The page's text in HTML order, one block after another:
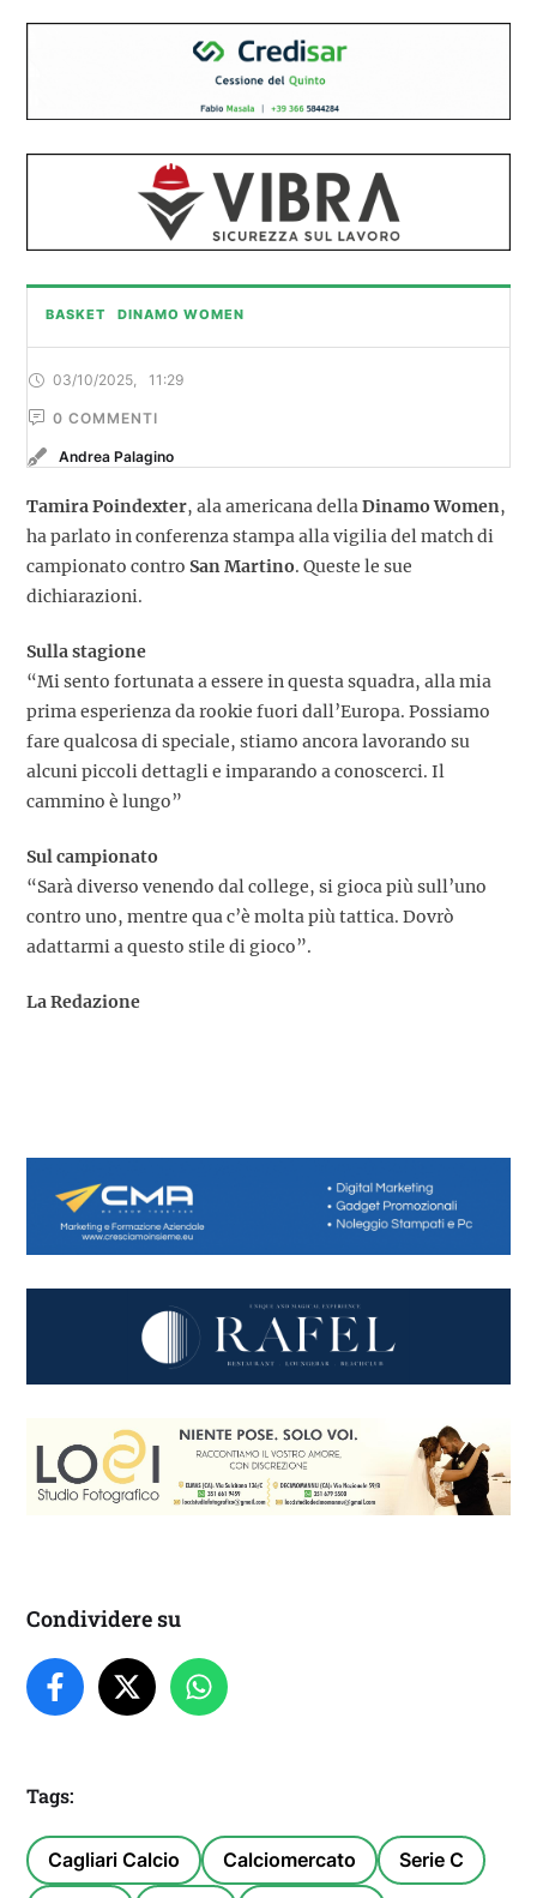
BASKET DINAMO WOMEN
03/10/2025 11:29
0 COMMENTI
Andrea Palagino
Tamira Poindexter, ala americana dellaDinamo Women,
ha parlato in conferenza stampa alla vigilia del match di
campionato contro San Martino. Queste le sue
dichiarazioni.
Sulla stagione
“Mi sento fortunata a essere in questa squadra, alla mia
prima esperienza da rookie fuori dall’Europa. Possiamo
fare qualcosa di speciale, stiamo ancora lavorando su
alcuni piccoli dettagli e imparando a conoscerci. Il
cammino è lungo”
Sul campionato
“Sarà diverso venendo dal college, si gioca più sull’uno
contro uno, mentre qua c’è molta più tattica. Dovrò
adattarmi a questo stile di gioco”.
La Redazione
Condividere su
Tags:
Cagliari Calcio Calciomercato Serie C